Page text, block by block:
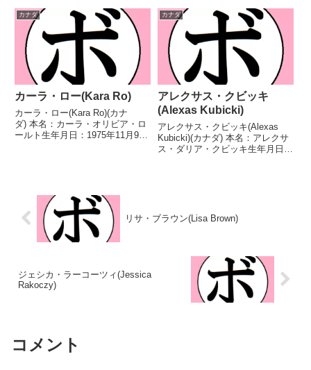
績：19戦13勝(4KO)6敗 【獲得タ
イトル】WBAインターコンチネ
ンタルウェルター級王座 【戦
歴】2...
勝(2KO)6敗 【獲得タイトル】カ
ナダスーパーバンタム級王座IBO
インターコンチネンタル女子バ
ン...
カナダ
カーラ・ロー(Kara Ro)
カーラ・ロー(Kara Ro)(カナ
ダ) 本名：カーラ・オリビア・ロ
ールト生年月日：1975年11月9日
カナダ
アレクサス・クビッキ
(Alexas Kubicki)
アレクサス・クビッキ(Alexas
Kubicki)(カナダ) 本名：アレクサ
ス・ダリア・クビッキ生年月日：
リサ・ブラウン(Lisa Brown)
ジェシカ・ラーコーツィ(Jessica
Rakoczy)
コメント